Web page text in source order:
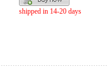
shipped in 14-20 days